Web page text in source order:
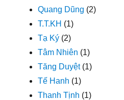
Quang Dũng (2)
T.T.KH (1)
Tạ Ký (2)
Tâm Nhiên (1)
Tăng Duyệt(1)
Tế Hanh (1)
Thanh Tịnh (1)